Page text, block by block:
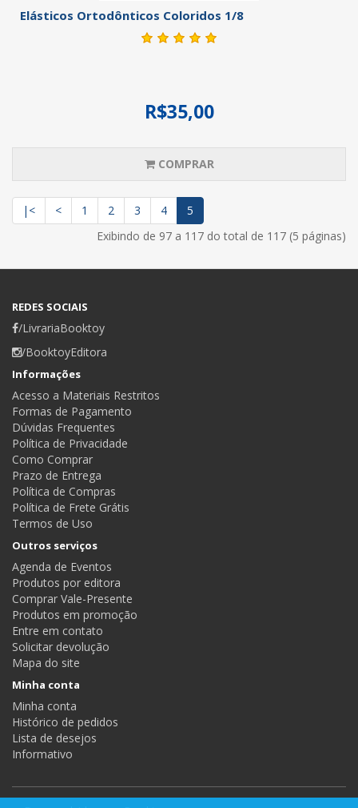
Elásticos Ortodônticos Coloridos 1/8
R$35,00
COMPRAR
|< < 1 2 3 4
5
Exibindo de 97 a 117 do total de 117 (5 páginas)
REDES SOCIAIS
/LivrariaBooktoy
/BooktoyEditora
Informações
Acesso a Materiais Restritos
Formas de Pagamento
Dúvidas Frequentes
Política de Privacidade
Como Comprar
Prazo de Entrega
Política de Compras
Política de Frete Grátis
Termos de Uso
Outros serviços
Agenda de Eventos
Produtos por editora
Comprar Vale-Presente
Produtos em promoção
Entre em contato
Solicitar devolução
Mapa do site
Minha conta
Minha conta
Histórico de pedidos
Lista de desejos
Informativo